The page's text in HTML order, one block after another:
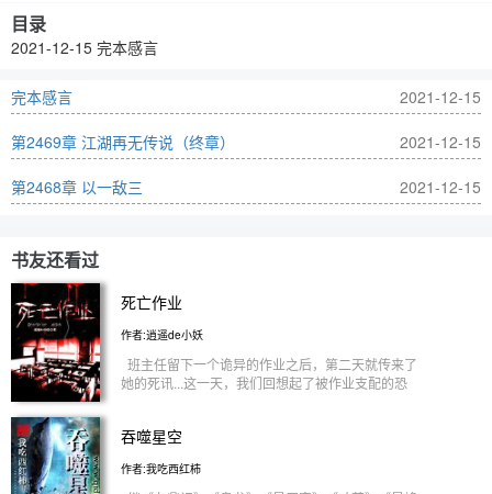
目录
2021-12-15 完本感言
完本感言 2021-12-15
第2469章 江湖再无传说（终章） 2021-12-15
第2468章 以一敌三 2021-12-15
书友还看过
死亡作业
作者:逍遥de小妖
班主任留下一个诡异的作业之后，第二天就传来了
她的死讯...这一天，我们回想起了被作业支配的恐
吞噬星空
作者:我吃西红柿